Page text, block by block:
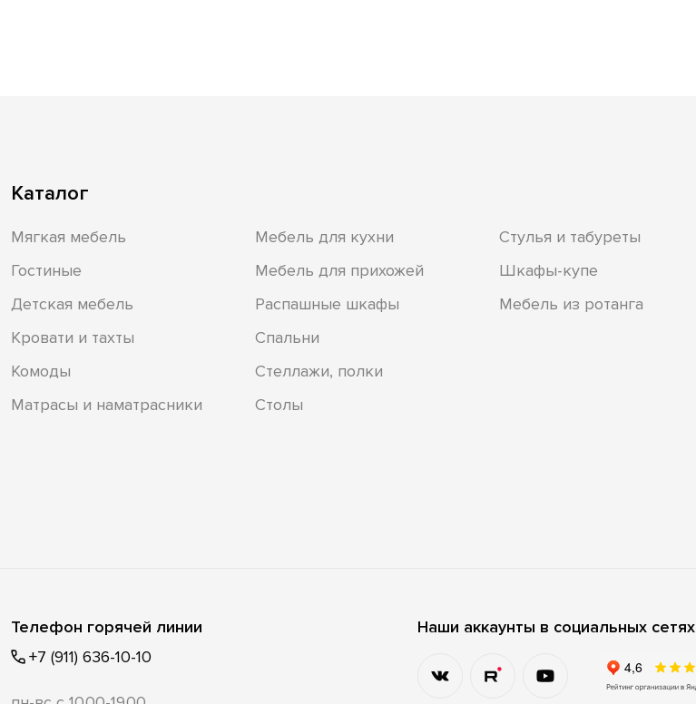
Каталог
Мягкая мебель
Гостиные
Детская мебель
Кровати и тахты
Комоды
Матрасы и наматрасники
Мебель для кухни
Мебель для прихожей
Распашные шкафы
Спальни
Стеллажи, полки
Столы
Стулья и табуреты
Шкафы-купе
Мебель из ротанга
Телефон горячей линии
+7 (911) 636-10-10
Наши аккаунты в социальных сетях